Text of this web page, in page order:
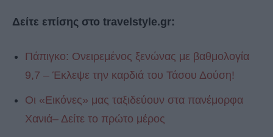
Δείτε επίσης στο travelstyle.gr:
Πάπιγκο: Ονειρεμένος ξενώνας με βαθμολογία
9,7 – Έκλεψε την καρδιά του Τάσου Δούση!
Οι «Εικόνες» μας ταξιδεύουν στα πανέμορφα
Χανιά– Δείτε το πρώτο μέρος